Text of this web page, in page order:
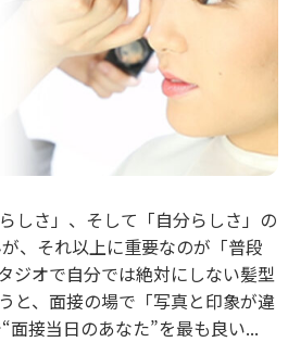
しさ」、そして「自分らしさ」の
、それ以上に重要なのが「普段
ジオで自分では絶対にしない髪型
と、面接の場で「写真と印象が違
面接当日のあなた”を最も良い...